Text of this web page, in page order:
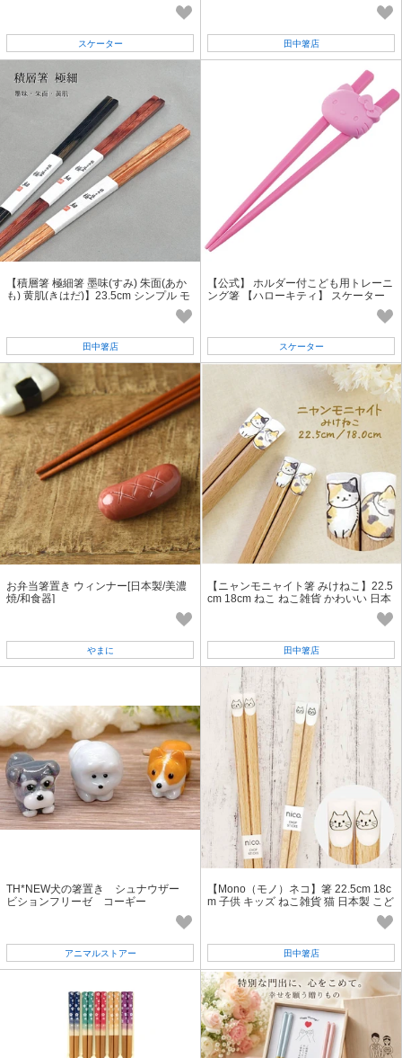
スケーター 田中箸店
【積層箸 極細箸 墨味(すみ) 朱面(あか
も) 黄肌(きはだ)】23.5cm シンプル モ
田中箸店
【公式】 ホルダー付こども用トレーニ
ング箸 【ハローキティ】 スケーター
スケーター
お弁当箸置き ウィンナー[日本製/美濃
焼/和食器]
やまに
【ニャンモニャイト箸 みけねこ】22.5
cm 18cm ねこ ねこ雑貨 かわいい 日本
田中箸店
TH*NEW犬の箸置き シュナウザー
ビションフリーゼ コーギー
アニマルストアー
【Mono（モノ）ネコ】箸 22.5cm 18c
m 子供 キッズ ねこ雑貨 猫 日本製 こど
田中箸店